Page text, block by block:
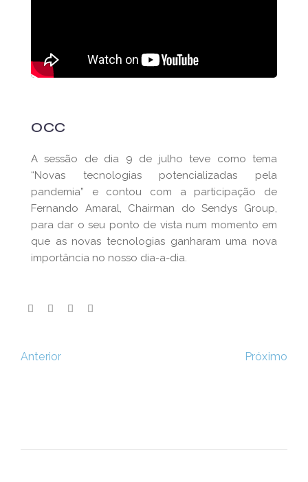
OCC
A sessão de dia 9 de julho teve como tema
“Novas tecnologias potencializadas pela
pandemia” e contou com a participação de
Fernando Amaral, Chairman do Sendys Group,
para dar o seu ponto de vista num momento em
que as novas tecnologias ganharam uma nova
importância no nosso dia-a-dia.
Anterior Próximo